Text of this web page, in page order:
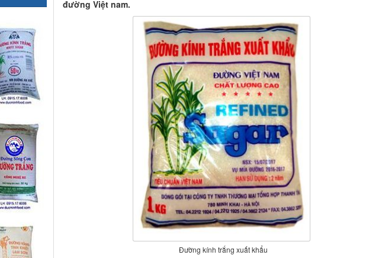
đường Việt nam.
Đường kính trắng xuất khẩu